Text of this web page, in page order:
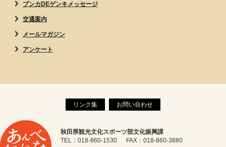
ブンカDEゲンキメッセージ
交通案内
メールマガジン
アンケート
リンク集 お問い合わせ
秋田県観光文化スポーツ部文化振興課
TEL：018-860-1530 FAX：018-860-3880